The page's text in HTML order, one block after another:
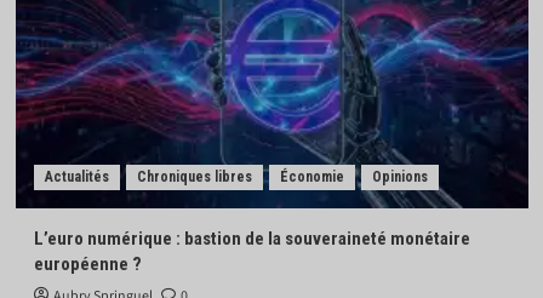
Actualités Chroniques libres Économie Opinions
L’euro numérique : bastion de la souveraineté monétaire
européenne ?